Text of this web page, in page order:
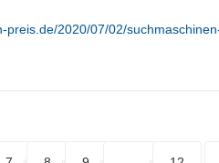
preis.de/2020/07/02/